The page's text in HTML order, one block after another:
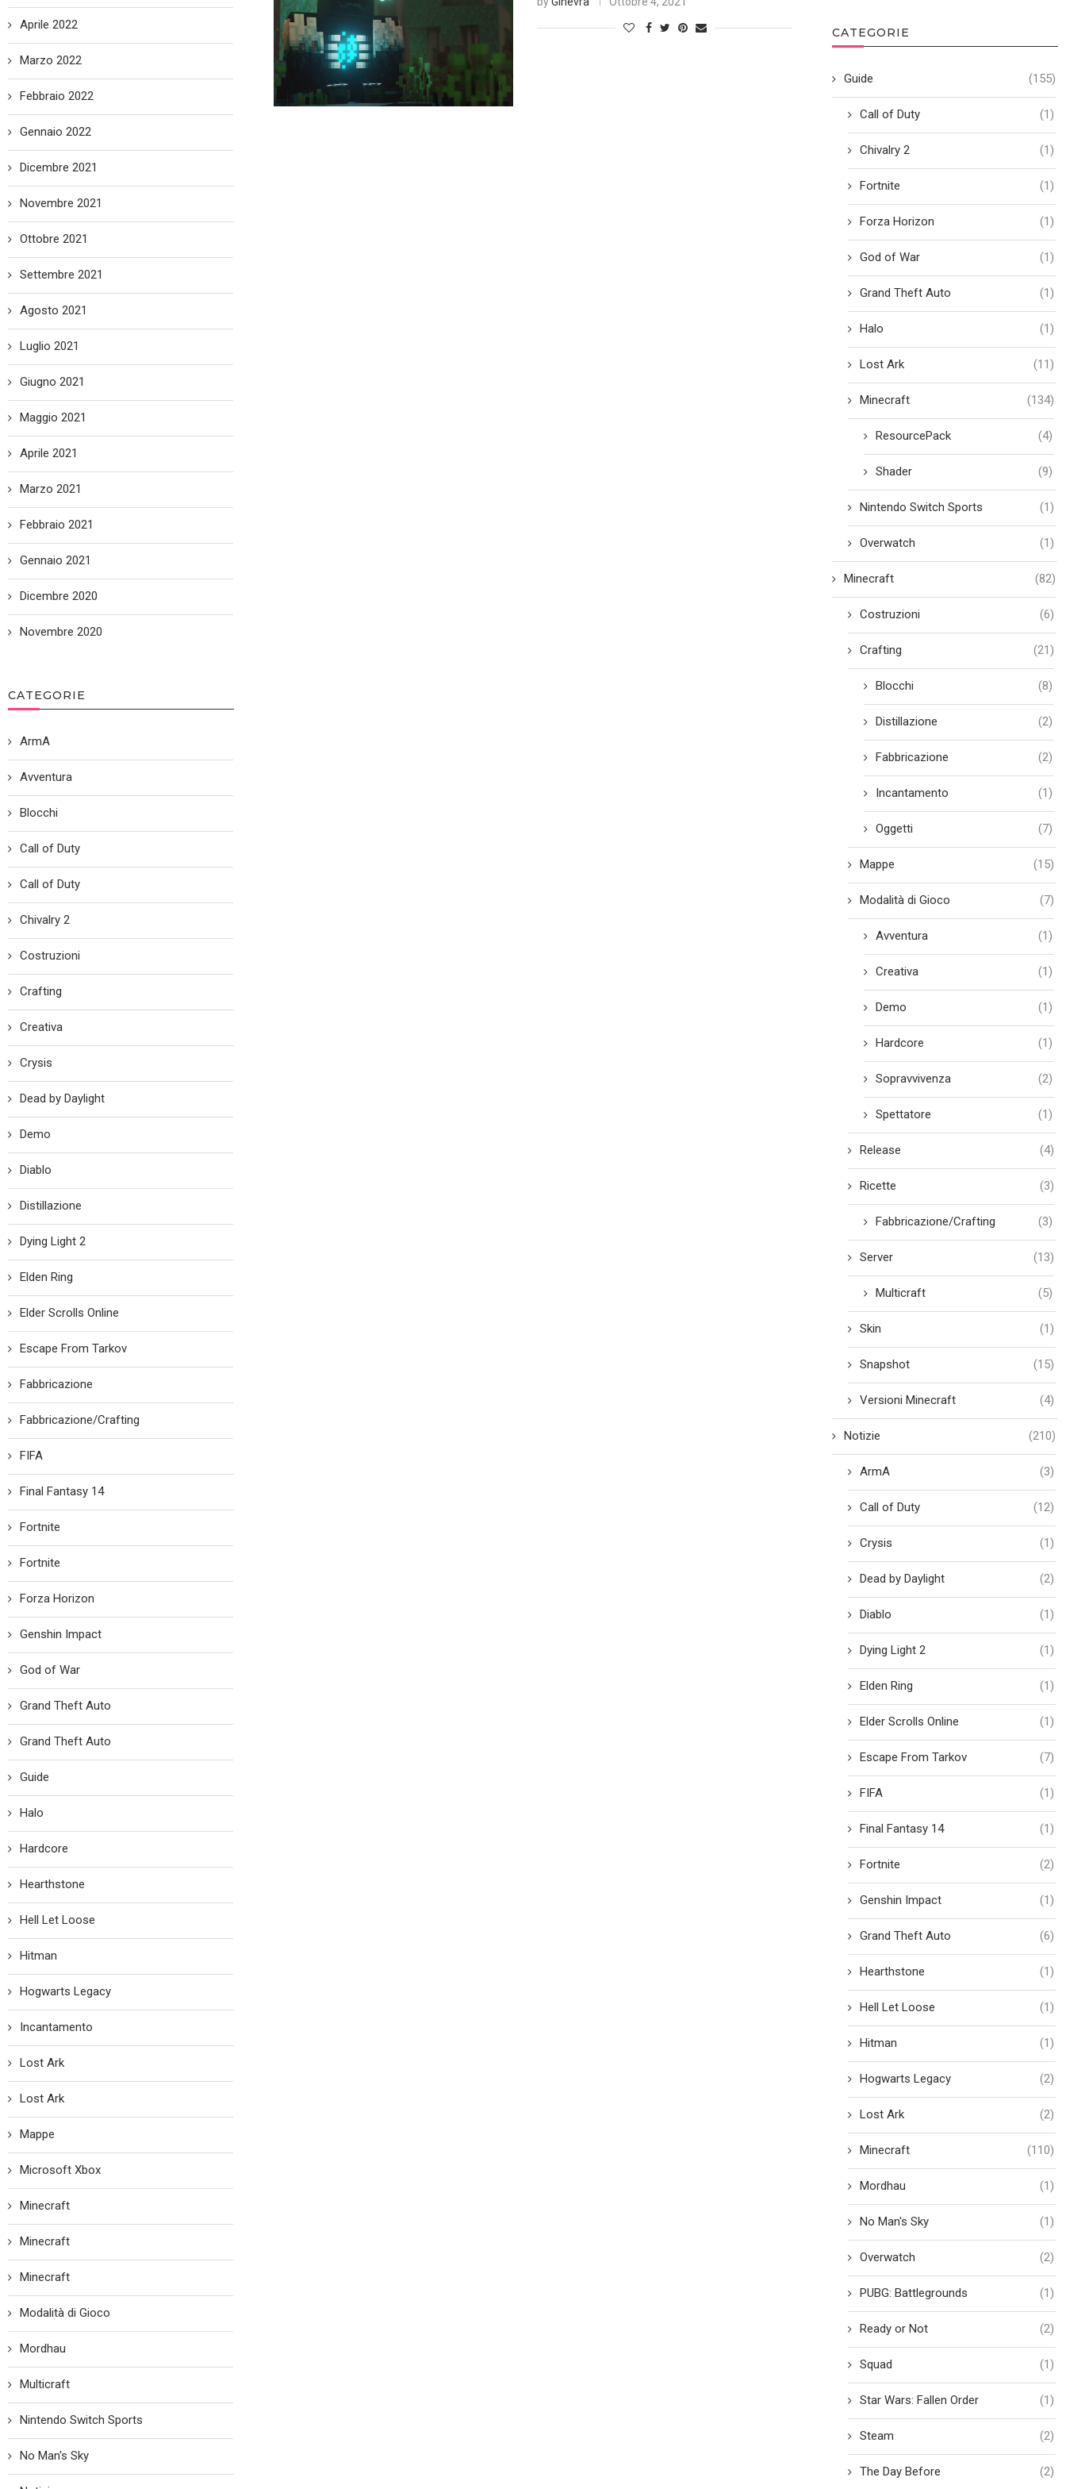
CATEGORIE
Guide (155)
Call of Duty (1)
Chivalry 2 (1)
Fortnite (1)
Forza Horizon (1)
God of War (1)
Grand Theft Auto (1)
Halo (1)
Lost Ark (11)
Minecraft (134)
ResourcePack (4)
Shader (9)
Nintendo Switch Sports (1)
Overwatch (1)
Minecraft (82)
Costruzioni (6)
Crafting (21)
Blocchi (8)
Distillazione (2)
Fabbricazione (2)
Incantamento (1)
Oggetti (7)
Mappe (15)
Modalità di Gioco (7)
Avventura (1)
Creativa (1)
Demo (1)
Hardcore (1)
Sopravvivenza (2)
Spettatore (1)
Release (4)
Ricette (3)
Fabbricazione/Crafting (3)
Server (13)
Multicraft (5)
Skin (1)
Snapshot (15)
Versioni Minecraft (4)
Notizie (210)
ArmA (3)
Call of Duty (12)
Crysis (1)
Dead by Daylight (2)
Diablo (1)
Dying Light 2 (1)
Elden Ring (1)
Elder Scrolls Online (1)
Escape From Tarkov (7)
FIFA (1)
Final Fantasy 14 (1)
Fortnite (2)
Genshin Impact (1)
Grand Theft Auto (6)
Hearthstone (1)
Hell Let Loose (1)
Hitman (1)
Hogwarts Legacy (2)
Lost Ark (2)
Minecraft (110)
Mordhau (1)
No Man's Sky (1)
Overwatch (2)
PUBG: Battlegrounds (1)
Ready or Not (2)
Squad (1)
Star Wars: Fallen Order (1)
Steam (2)
The Day Before (2)
Aprile 2022
Marzo 2022
Febbraio 2022
Gennaio 2022
Dicembre 2021
Novembre 2021
Ottobre 2021
Settembre 2021
Agosto 2021
Luglio 2021
Giugno 2021
Maggio 2021
Aprile 2021
Marzo 2021
Febbraio 2021
Gennaio 2021
Dicembre 2020
Novembre 2020
CATEGORIE
ArmA
Avventura
Blocchi
Call of Duty
Call of Duty
Chivalry 2
Costruzioni
Crafting
Creativa
Crysis
Dead by Daylight
Demo
Diablo
Distillazione
Dying Light 2
Elden Ring
Elder Scrolls Online
Escape From Tarkov
Fabbricazione
Fabbricazione/Crafting
FIFA
Final Fantasy 14
Fortnite
Fortnite
Forza Horizon
Genshin Impact
God of War
Grand Theft Auto
Grand Theft Auto
Guide
Halo
Hardcore
Hearthstone
Hell Let Loose
Hitman
Hogwarts Legacy
Incantamento
Lost Ark
Lost Ark
Mappe
Microsoft Xbox
Minecraft
Minecraft
Minecraft
Modalità di Gioco
Mordhau
Multicraft
Nintendo Switch Sports
No Man's Sky